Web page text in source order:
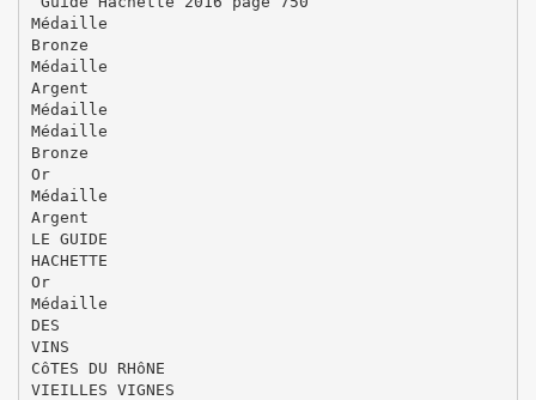
Médaille
Bronze
Médaille
Argent
Médaille
Médaille
Bronze
Or
Médaille
Argent
LE GUIDE
HACHETTE
Or
Médaille
DES
VINS
CôTES DU RHôNE
VIEILLES VIGNES